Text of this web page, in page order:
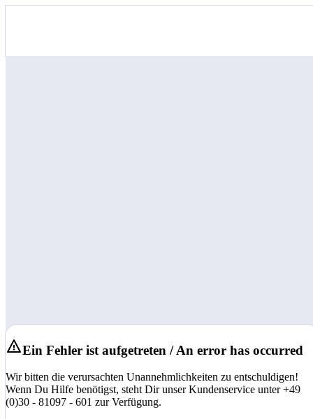
Ein Fehler ist aufgetreten / An error has occurred
Wir bitten die verursachten Unannehmlichkeiten zu entschuldigen!
Wenn Du Hilfe benötigst, steht Dir unser Kundenservice unter +49
(0)30 - 81097 - 601 zur Verfügung.